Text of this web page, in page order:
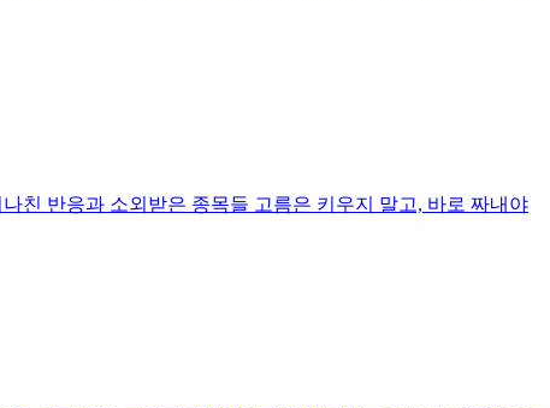
친 반응과 소외받은 종목들 고름은 키우지 말고, 바로 짜내야